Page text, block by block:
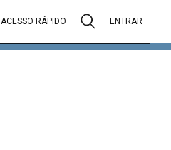
ACESSO RÁPIDO ENTRAR